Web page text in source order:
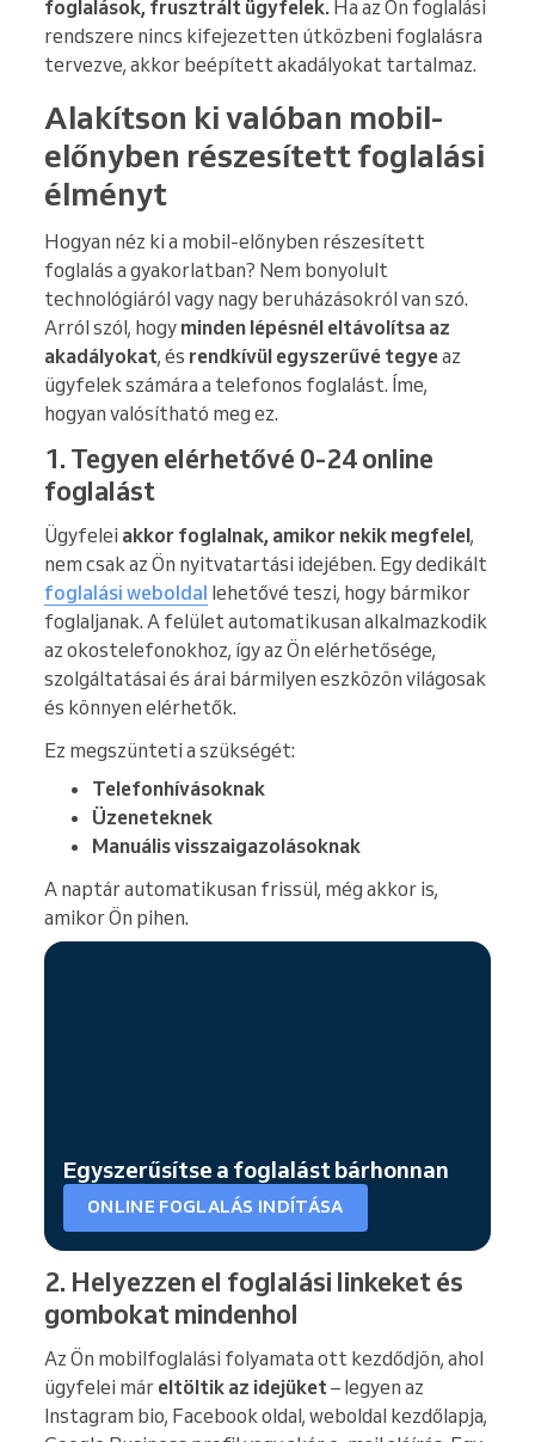
foglalások, frusztrált ügyfelek. Ha az Ön foglalási
rendszere nincs kifejezetten útközbeni foglalásra
tervezve, akkor beépített akadályokat tartalmaz.
Alakítson ki valóban mobil-
előnyben részesített foglalási
élményt
Hogyan néz ki a mobil-előnyben részesített
foglalás a gyakorlatban? Nem bonyolult
technológiáról vagy nagy beruházásokról van szó.
Arról szól, hogy minden lépésnél eltávolítsa az
akadályokat, és rendkívül egyszerűvé tegyeaz
ügyfelek számára a telefonos foglalást. Íme,
hogyan valósítható meg ez.
1. Tegyen elérhetővé 0-24 online
foglalást
Ügyfelei akkor foglalnak, amikor nekik megfelel,
nem csak az Ön nyitvatartási idejében. Egy dedikált
foglalási weboldal lehetővé teszi, hogy bármikor
foglaljanak. A felület automatikusan alkalmazkodik
az okostelefonokhoz, így az Ön elérhetősége,
szolgáltatásai és árai bármilyen eszközön világosak
és könnyen elérhetők.
Ez megszünteti a szükségét:
Telefonhívásoknak
Üzeneteknek
Manuális visszaigazolásoknak
A naptár automatikusan frissül, még akkor is,
amikor Ön pihen.
Egyszerűsítse a foglalást bárhonnan
ONLINE FOGLALÁS INDÍTÁSA
2. Helyezzen el foglalási linkeket és
gombokat mindenhol
Az Ön mobilfoglalási folyamata ott kezdődjön, ahol
ügyfelei már eltöltik az idejüket – legyen az
Instagram bio, Facebook oldal, weboldal kezdőlapja,